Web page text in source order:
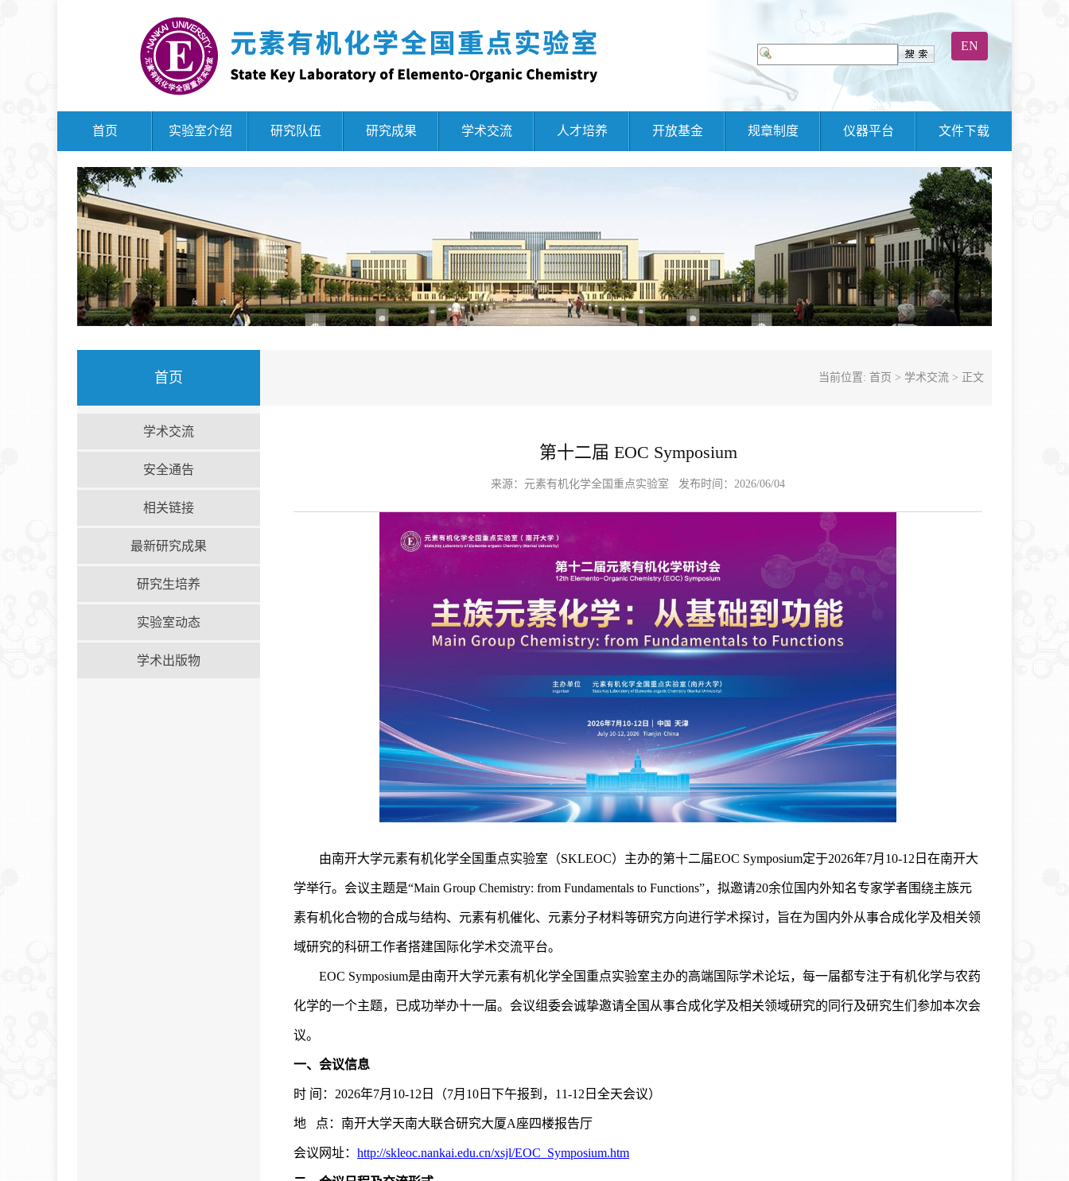
EN
首页 实验室介绍 研究队伍 研究成果 学术交流 人才培养 开放基金 规章制度 仪器平台 文件下载
首页
学术交流
安全通告
相关链接
最新研究成果
研究生培养
实验室动态
学术出版物
当前位置: 首页 > 学术交流 > 正文
第十二届 EOC Symposium
来源： 元素有机化学全国重点实验室 发布时间：2026/06/04
由南开大学元素有机化学全国重点实验室（SKLEOC）主办的第十二届EOC Symposium定于2026年7月10-12日在南开大
学举行。会议主题是“Main Group Chemistry: from Fundamentals to Functions”，拟邀请20余位国内外知名专家学者围绕主族元
素有机化合物的合成与结构、元素有机催化、元素分子材料等研究方向进行学术探讨，旨在为国内外从事合成化学及相关领
域研究的科研工作者搭建国际化学术交流平台。
EOC Symposium是由南开大学元素有机化学全国重点实验室主办的高端国际学术论坛，每一届都专注于有机化学与农药
化学的一个主题，已成功举办十一届。会议组委会诚挚邀请全国从事合成化学及相关领域研究的同行及研究生们参加本次会
议。
一、会议信息
时 间：2026年7月10-12日（7月10日下午报到，11-12日全天会议）
地 点：南开大学天南大联合研究大厦A座四楼报告厅
会议网址： http://skleoc.nankai.edu.cn/xsjl/EOC_Symposium.htm